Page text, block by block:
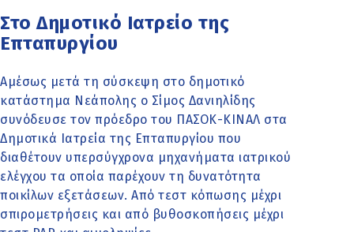
Στο Δημοτικό Ιατρείο της
Επταπυργίου
Αμέσως μετά τη σύσκεψη στο δημοτικό
κατάστημα Νεάπολης ο Σίμος Δανιηλίδης
συνόδευσε τον πρόεδρο του ΠΑΣΟΚ-ΚΙΝΑΛ στα
Δημοτικά Ιατρεία της Επταπυργίου που
διαθέτουν υπερσύγχρονα μηχανήματα ιατρικού
ελέγχου τα οποία παρέχουν τη δυνατότητα
ποικίλων εξετάσεων. Από τεστ κόπωσης μέχρι
σπιρομετρήσεις και από βυθοσκοπήσεις μέχρι